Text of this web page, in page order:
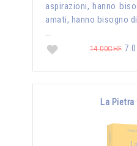
aspirazioni, hanno
amati, hanno bisogno
…
14.00CHF
La